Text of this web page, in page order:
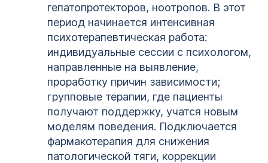
гепатопротекторов, ноотропов. В этот
период начинается интенсивная
психотерапевтическая работа:
индивидуальные сессии с психологом,
направленные на выявление,
проработку причин зависимости;
групповые терапии, где пациенты
получают поддержку, учатся новым
моделям поведения. Подключается
фармакотерапия для снижения
патологической тяги, коррекции